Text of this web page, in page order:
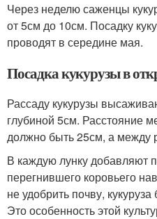
Через неделю саженцы
от 5см до 10см. Посадку
проводят в середине мая.
Посадка кукурузы в
Рассаду кукурузы
глубиной 5см. Расстояние
должно быть 25см, а между
В каждую лунку добавляют
перегнившего коровьего
не удобрить почву,
Это особенность этой